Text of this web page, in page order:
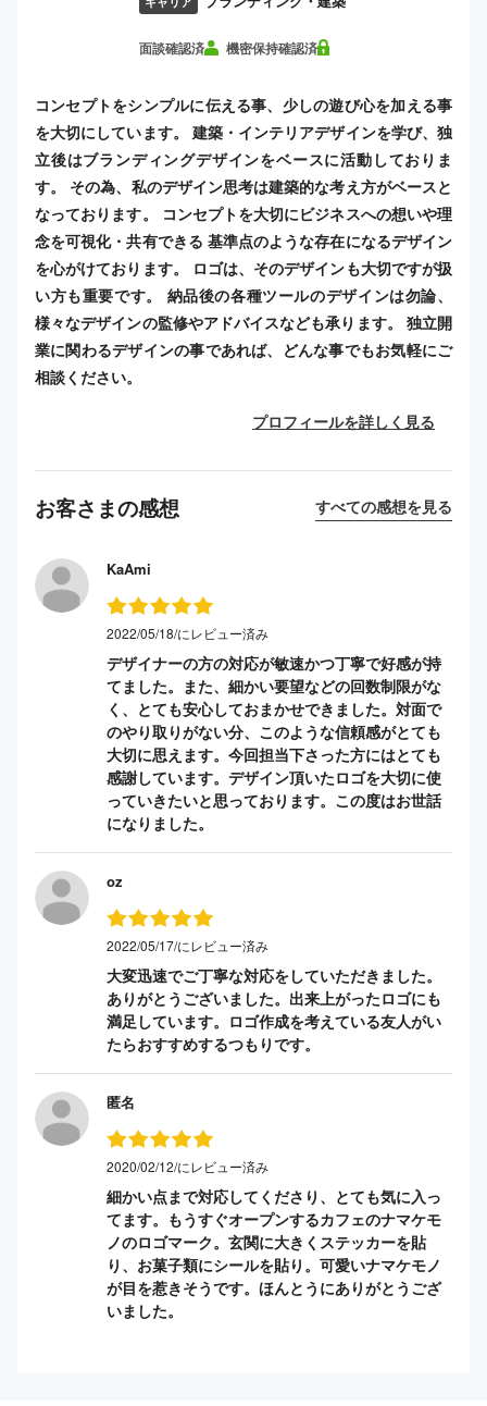
面談確認済 機密保持確認済
コンセプトをシンプルに伝える事、少しの遊び心を加える事
を大切にしています。 建築・インテリアデザインを学び、独
立後はブランディングデザインをベースに活動しておりま
す。 その為、私のデザイン思考は建築的な考え方がベースと
なっております。 コンセプトを大切にビジネスへの想いや理
念を可視化・共有できる 基準点のような存在になるデザイン
を心がけております。 ロゴは、そのデザインも大切ですが扱
い方も重要です。 納品後の各種ツールのデザインは勿論、
様々なデザインの監修やアドバイスなども承ります。 独立開
業に関わるデザインの事であれば、どんな事でもお気軽にご
相談ください。
プロフィールを詳しく見る
お客さまの感想 すべての感想を見る
KaAmi
2022/05/18/にレビュー済み
デザイナーの方の対応が敏速かつ丁寧で好感が持
てました。また、細かい要望などの回数制限がな
く、とても安心しておまかせできました。対面で
のやり取りがない分、このような信頼感がとても
大切に思えます。今回担当下さった方にはとても
感謝しています。デザイン頂いたロゴを大切に使
っていきたいと思っております。この度はお世話
になりました。
oz
2022/05/17/にレビュー済み
大変迅速でご丁寧な対応をしていただきました。
ありがとうございました。出来上がったロゴにも
満足しています。ロゴ作成を考えている友人がい
たらおすすめするつもりです。
匿名
2020/02/12/にレビュー済み
細かい点まで対応してくださり、とても気に入っ
てます。もうすぐオープンするカフェのナマケモ
ノのロゴマーク。玄関に大きくステッカーを貼
り、お菓子類にシールを貼り。可愛いナマケモノ
が目を惹きそうです。ほんとうにありがとうござ
いました。